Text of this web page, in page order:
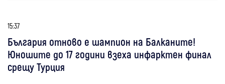
15:37
България отново е шампион на Балканите!
Юношите до 17 години взеха инфарктен финал
срещу Турция